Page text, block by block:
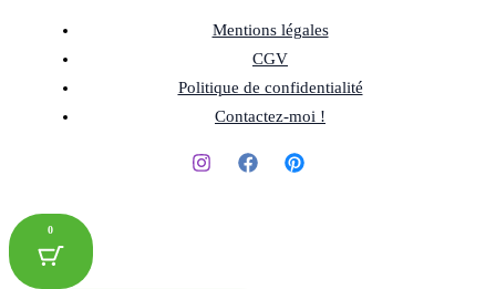
Mentions légales
CGV
Politique de confidentialité
Contactez-moi !
0